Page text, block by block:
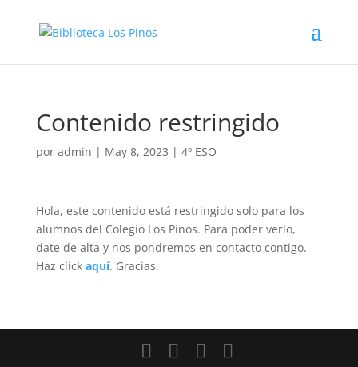
Contenido restringido
por admin | May 8, 2023 | 4º ESO
Hola, este contenido está restringido solo para los
alumnos del Colegio Los Pinos. Para poder verlo,
date de alta y nos pondremos en contacto contigo.
Haz click aquí. Gracias.